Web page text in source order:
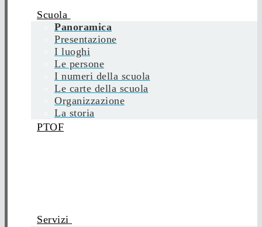
Scuola
Panoramica
Presentazione
I luoghi
Le persone
I numeri della scuola
Le carte della scuola
Organizzazione
La storia
PTOF
Servizi